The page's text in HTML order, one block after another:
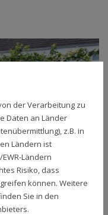
der Verarbeitung zu
Daten an Länder
z.B. in
Ländern ist
Ländern
Risiko, dass
können. Weitere
Sie in den